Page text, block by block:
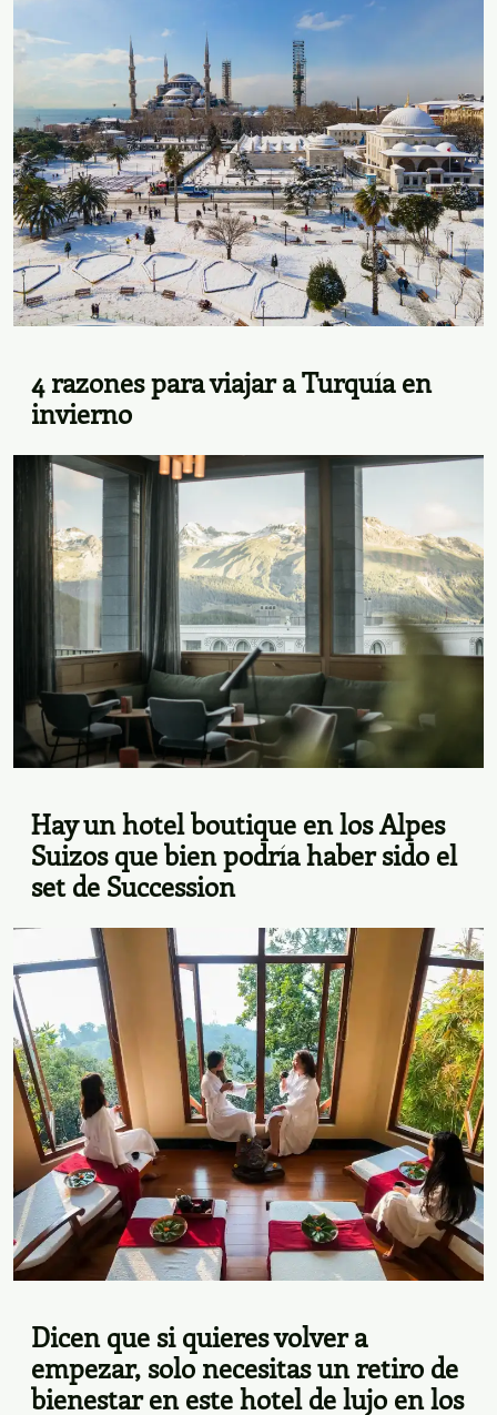
4 razones para viajar a Turquía en
invierno
Hay un hotel boutique en los Alpes
Suizos que bien podría haber sido el
set de Succession
Dicen que si quieres volver a
empezar, solo necesitas un retiro de
bienestar en este hotel de lujo en los